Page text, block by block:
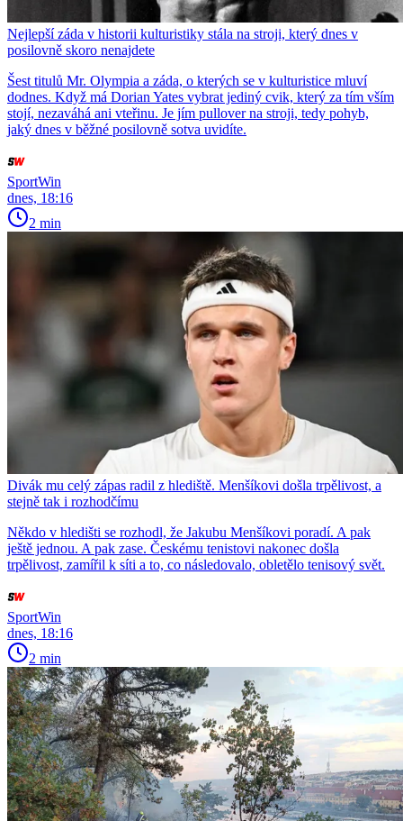
Nejlepší záda v historii kulturistiky stála na stroji, který dnes v
posilovně skoro nenajdete
Šest titulů Mr. Olympia a záda, o kterých se v kulturistice mluví
dodnes. Když má Dorian Yates vybrat jediný cvik, který za tím vším
stojí, nezaváhá ani vteřinu. Je jím pullover na stroji, tedy pohyb,
jaký dnes v běžné posilovně sotva uvidíte.
SportWin
dnes, 18:16
2 min
Divák mu celý zápas radil z hlediště. Menšíkovi došla trpělivost, a
stejně tak i rozhodčímu
Někdo v hledišti se rozhodl, že Jakubu Menšíkovi poradí. A pak
ještě jednou. A pak zase. Českému tenistovi nakonec došla
trpělivost, zamířil k síti a to, co následovalo, obletělo tenisový svět.
SportWin
dnes, 18:16
2 min